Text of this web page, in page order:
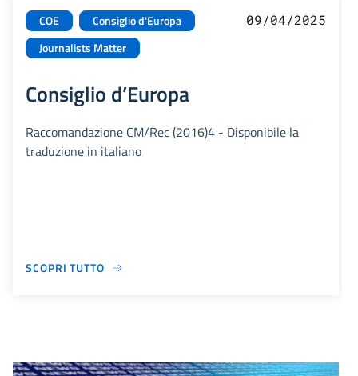
COE
Consiglio d'Europa
Journalists Matter
09/04/2025
Consiglio d’Europa
Raccomandazione CM/Rec (2016)4 - Disponibile la
traduzione in italiano
SCOPRI TUTTO